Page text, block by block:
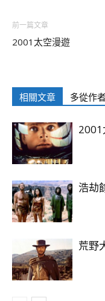
前一篇文章
2001太空漫遊
相關文章 多從作
2001
浩劫
荒野